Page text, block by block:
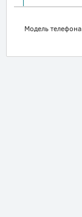
Модель телефона